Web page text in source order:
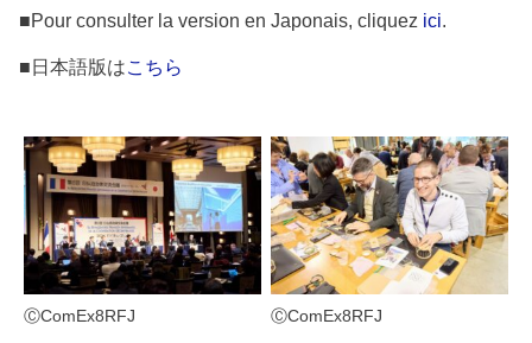
■Pour consulter la version en Japonais, cliquez ici.
■日本語版はこちら
ⒸComEx8RFJ ⒸComEx8RFJ